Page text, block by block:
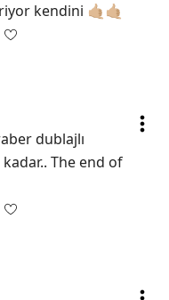
kendini 🤙🏼🤙🏼
dublajlı
The end of